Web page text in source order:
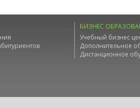
БИЗНЕС
Учебный бизнес
Дополнительное
Дистанционное